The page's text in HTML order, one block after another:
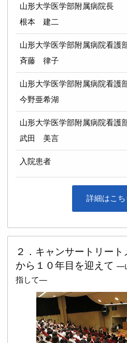
山形大学医学部附属病院長
根本 建二
山形大学医学部附属病院看護
斉藤 律子
山形大学医学部附属病院看護
今野亜希湖
山形大学医学部附属病院看護
武田 美言
入院患者
詳細はこち
２．キャンサートリー
から１０年目を迎えて —
指して—